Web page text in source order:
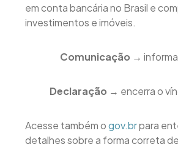
em conta bancária no Brasil e
investimentos e imóveis.
Comunicação →
Declaração → encerra o
Acesse também ogov.brpara
detalhes sobre a forma correta